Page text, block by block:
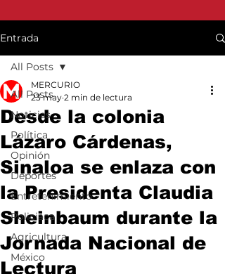
Entrada
All Posts
Noticias
Política
Opinión
Deportes
Entretenimiento
Policiaca
Agricultura
México
All Posts
Desde la colonia
Lázaro Cárdenas,
Sinaloa se enlaza con
la Presidenta Claudia
Sheinbaum durante la
Jornada Nacional de
Lectura
MERCURIO
23 may 2 min de lectura